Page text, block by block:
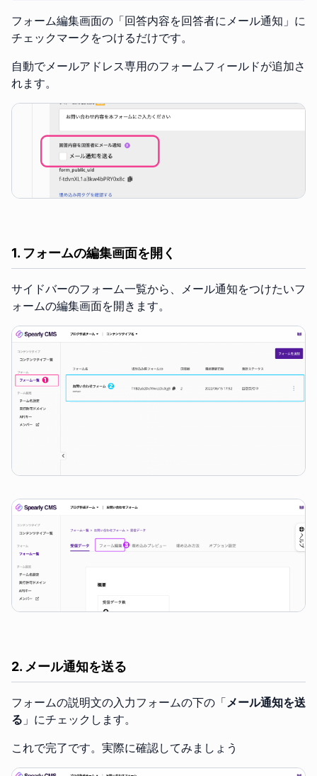
フォーム編集画面の「回答内容を回答者にメール通知」に
チェックマークをつけるだけです。
自動でメールアドレス専用のフォームフィールドが追加さ
れます。
1. フォームの編集画面を開く
サイドバーのフォーム一覧から、メール通知をつけたいフ
ォームの編集画面を開きます。
2. メール通知を送る
フォームの説明文の入力フォームの下の「メール通知を送
る 」にチェックします。
これで完了です。実際に確認してみましょう